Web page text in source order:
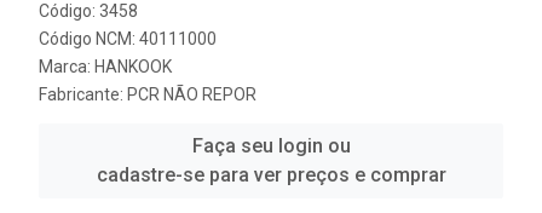
Código: 3458
Código NCM: 40111000
Marca: HANKOOK
Fabricante: PCR NÃO REPOR
Faça seu login ou
cadastre-se para ver preços e comprar